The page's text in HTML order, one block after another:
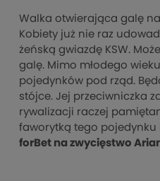
Walka otwierająca galę
Kobiety już nie raz
żeńską gwiazdę KSW.
galę. Mimo młodego
pojedynków pod rząd.
stójce. Jej przeciwniczka
rywalizacji raczej
faworytką tego pojedynku
forBet na zwycięstwo